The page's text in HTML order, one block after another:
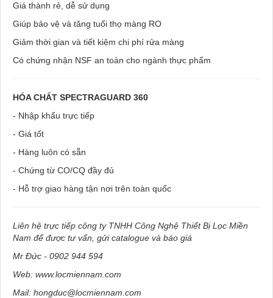
Giá thành rẻ, dễ sử dụng
Giúp bảo vệ và tăng tuổi thọ màng RO
Giảm thời gian và tiết kiệm chi phí rửa màng
Có chứng nhận NSF an toàn cho ngành thực phẩm
HÓA CHẤT SPECTRAGUARD 360
- Nhập khẩu trực tiếp
- Giá tốt
- Hàng luôn có sẵn
- Chứng từ CO/CQ đầy đủ
- Hỗ trợ giao hàng tận nơi trên toàn quốc
Liên hệ trực tiếp công ty TNHH Công Nghệ Thiết Bị Lọc Miền
Nam để được tư vấn, gửi catalogue và báo giá
Mr Đức - 0902 944 594
Web: www.locmiennam.com
Mail: hongduc@locmiennam.com